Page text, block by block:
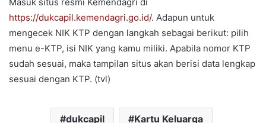
Masuk situs resmi Kemendagri di
https://dukcapil.kemendagri.go.id/. Adapun untuk
mengecek NIK KTP dengan langkah sebagai berikut: pilih
menu e-KTP, isi NIK yang kamu miliki. Apabila nomor KTP
sudah sesuai, maka tampilan situs akan berisi data lengkap
sesuai dengan KTP. (tvl)
dukcapil Kartu Keluarga